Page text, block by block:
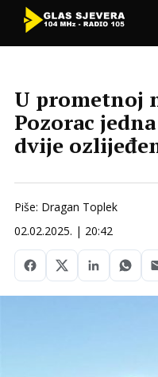
U prometnoj
Pozorac
dvije
Piše: Dragan Toplek
02.02.2025. | 20:42